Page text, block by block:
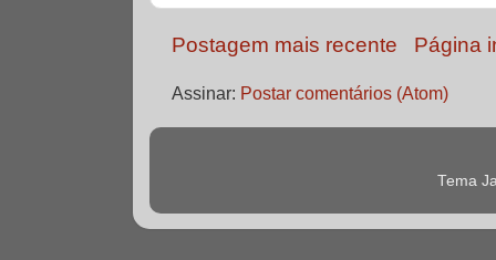
Postagem mais recente Página
Assinar: Postar comentários (Atom)
Tema